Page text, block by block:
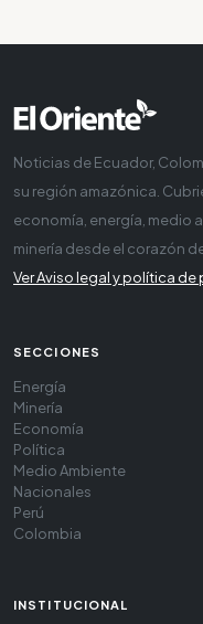
Noticias de Ecuador,
su región amazónica.
economía, energía, medio
minería desde el corazón
Ver Aviso legal y política
SECCIONES
Energía
Minería
Economía
Política
Medio Ambiente
Nacionales
Perú
Colombia
INSTITUCIONAL